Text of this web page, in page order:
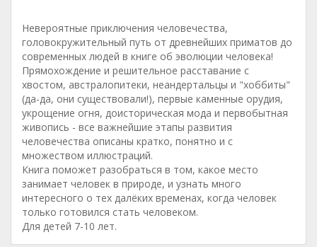
Невероятные приключения человечества,
головокружительный путь от древнейших приматов до
современных людей в книге об эволюции человека!
Прямохождение и решительное расставание с
хвостом, австралопитеки, неандертальцы и "хоббиты"
(да-да, они существовали!), первые каменные орудия,
укрощение огня, доисторическая мода и первобытная
живопись - все важнейшие этапы развития
человечества описаны кратко, понятно и с
множеством иллюстраций.
Книга поможет разобраться в том, какое место
занимает человек в природе, и узнать много
интересного о тех далёких временах, когда человек
только готовился стать человеком.
Для детей 7-10 лет.